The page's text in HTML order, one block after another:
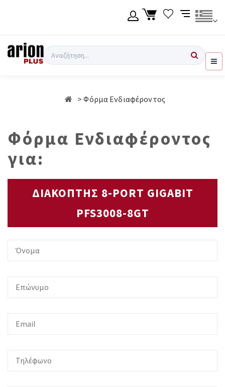
Σύνδεση χρήση
Αναζήτηση
Φόρμα Ενδιαφέροντος
Φόρμα Ενδιαφέροντος
για:
ΔΙΑΚΟΠΤΗΣ 8-PORT GIGABIT
PFS3008-8GT